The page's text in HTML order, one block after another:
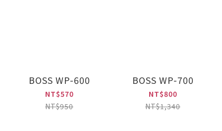
BOSS WP-600
NT$570
NT$950
BOSS WP-700
NT$800
NT$1,340